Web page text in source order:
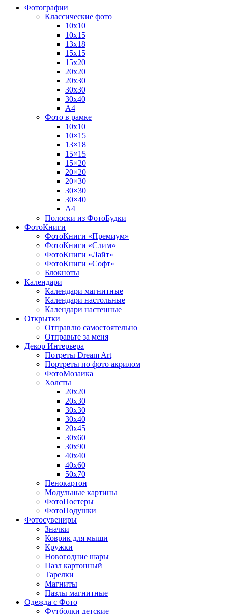
Фотографии
Классические фото
10х10
10х15
13х18
15х15
15х20
20х20
20х30
30х30
30х40
А4
Фото в рамке
10х10
10×15
13×18
15×15
15×20
20×20
20×30
30×30
30×40
A4
Полоски из ФотоБудки
ФотоКниги
ФотоКниги «Премиум»
ФотоКниги «Слим»
ФотоКниги «Лайт»
ФотоКниги «Софт»
Блокноты
Календари
Календари магнитные
Календари настольные
Календари настенные
Открытки
Отправлю самостоятельно
Отправьте за меня
Декор Интерьера
Потреты Dream Art
Портреты по фото акрилом
ФотоМозаика
Холсты
20х20
20х30
30х30
30х40
20х45
30х60
30х90
40х40
40х60
50х70
Пенокартон
Модульные картины
ФотоПостеры
ФотоПодушки
Фотоcувениры
Значки
Коврик для мыши
Кружки
Новогодние шары
Пазл картонный
Тарелки
Магниты
Пазлы магнитные
Одежда с Фото
Футболки детские